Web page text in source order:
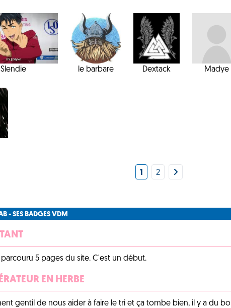
Slendie le barbare Dextack Madye
1 2
- SES BADGES VDM
parcouru 5 pages du site. C'est un début.
EN HERBE
gentil de nous aider à faire le tri et ça tombe bien, il y a du